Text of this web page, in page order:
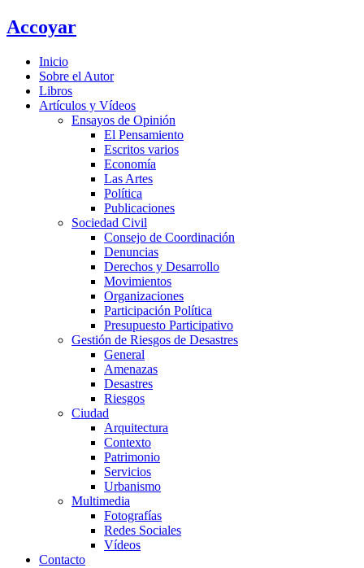
Ir
al
Accoyar
Inicio
Sobre el Autor
Libros
Artículos y Vídeos
Ensayos de Opinión
El Pensamiento
Escritos varios
Economía
Las Artes
Política
Publicaciones
Sociedad Civil
Consejo de Coordinación
Denuncias
Derechos y Desarrollo
Movimientos
Organizaciones
Participación Política
Presupuesto Participativo
Gestión de Riesgos de Desastres
General
Amenazas
Desastres
Riesgos
Ciudad
Arquitectura
Contexto
Patrimonio
Servicios
Urbanismo
Multimedia
Fotografías
Redes Sociales
Vídeos
Contacto